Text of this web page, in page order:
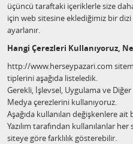
üçüncü taraftaki içeriklerle size
için web sitesine eklediğimiz bir
ayarlanır.
Hangi Çerezleri Kullanıyoruz,
http://www.herseypazari.com
tiplerini aşağıda listeledik.
Gerekli, İşlevsel, Uygulama ve
Medya çerezlerini kullanıyoruz.
Aşağıda kullanılan değişkenlere
Yazılım tarafından kullanılanlar
siteye göre farklılık gösterebilir.